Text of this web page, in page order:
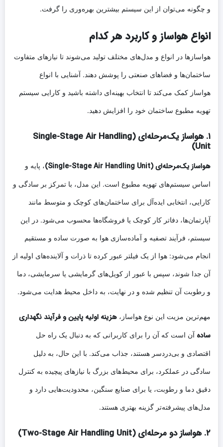
و چگونه می‌توان از این سیستم بیشترین بهره‌وری را گرفت.
انواع هواساز و کاربرد هر کدام
هواسازها در انواع و مدل‌های مختلف تولید می‌شوند تا نیازهای متفاوت
ساختمان‌ها و فضاهای صنعتی را پوشش دهند. آشنایی با انواع
هواساز کمک می‌کند تا انتخاب بهینه‌ای داشته باشید و کارایی سیستم
تهویه مطبوع ساختمان خود را افزایش دهید.
۱. هواساز یک‌مرحله‌ای (Single-Stage Air Handling
Unit)
هواساز یک‌مرحله‌ای (Single-Stage Air Handling Unit) ، پایه و
اساس سیستم‌های تهویه مطبوع است. این مدل، با تمرکز بر سادگی و
کارایی، انتخابی ایده‌آل برای ساختمان‌های کوچک و متوسط مانند
آپارتمان‌ها، دفاتر کار کوچک یا فروشگاه‌ها محسوب می‌شود. در این
سیستم، فرآیند تصفیه و آماده‌سازی هوا به صورت ساده و مستقیم
انجام می‌شود: هوا از یک فیلتر عبور کرده تا ذرات و آلاینده‌های اولیه از
آن جدا شوند، سپس با عبور از کویل‌های گرمایشی یا سرمایشی، دما
و رطوبت آن تنظیم شده و در نهایت، به داخل محیط هدایت می‌شود.
مهم‌ترین مزیت این نوع هواساز، هزینه اولیه پایین و فرآیند نگهداری
ساده آن است که آن را برای کاربرانی که به دنبال یک راه حل
اقتصادی و بی‌دردسر هستند، جذاب می‌کند. با این حال، به دلیل
سادگی در عملکرد، برای محیط‌های بزرگ با نیازهای پیچیده به کنترل
دقیق دما و رطوبت، یا برای صنایع سنگین، محدودیت‌هایی دارد و
مدل‌های پیشرفته‌تر گزینه بهتری هستند.
۲. هواساز دو مرحله‌ای (Two-Stage Air Handling Unit)